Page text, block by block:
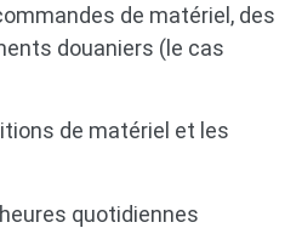
de matériel, des
douaniers (le cas
de matériel et les
quotidiennes